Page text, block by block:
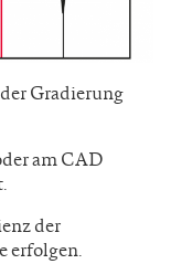
Gradierung
am CAD
der
erfolgen.